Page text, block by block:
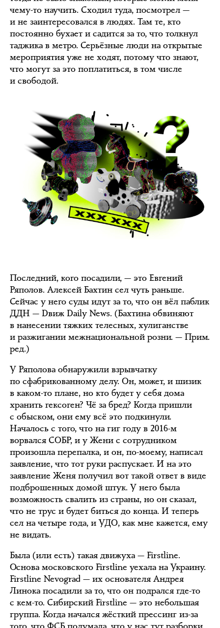
чему-то научить. Сходил туда, посмотрел —
и не заинтересовался в людях. Там те, кто
постоянно бухает и садится за то, что толкнул
таджика в метро. Серьёзные люди на открытые
мероприятия уже не ходят, потому что знают,
что могут за это поплатиться, в том числе
и свободой.
Последний, кого посадили, — это Евгений
Ряполов. Алексей Бахтин сел чуть раньше.
Сейчас у него суды идут за то, что он вёл паблик
ДДН — Dвиж Daily News. (Бахтина обвиняют
в нанесении тяжких телесных, хулиганстве
и разжигании межнациональной розни. — Прим.
ред.)
У Ряполова обнаружили взрывчатку
по сфабрикованному делу. Он, может, и шизик
в каком-то плане, но кто будет у себя дома
хранить гексоген? Чё за бред? Когда пришли
с обыском, они ему всё это подкинули.
Началось с того, что на гиг году в 2016-м
ворвался СОБР, и у Жени с сотрудником
произошла перепалка, и он, по-моему, написал
заявление, что тот руки распускает. И на это
заявление Женя получил вот такой ответ в виде
подброшенных домой штук. У него была
возможность свалить из страны, но он сказал,
что не трус и будет биться до конца. И теперь
сел на четыре года, и УДО, как мне кажется, ему
не видать.
Была (или есть) такая движуха — Firstline.
Основа московского Firstline уехала на Украину.
Firstline Nevograd — их основателя Андрея
Линока посадили за то, что он подрался где-то
с кем-то. Сибирский Firstline — это небольшая
группа. Когда начался жёсткий прессинг из-за